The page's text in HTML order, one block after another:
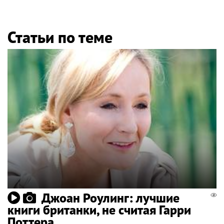
Статьи по теме
Джоан Роулинг: лучшие
книги британки, не считая Гарри